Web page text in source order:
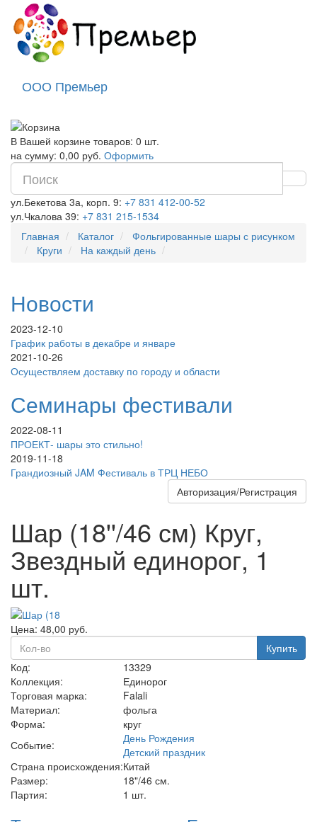
ООО Премьер
В Вашей корзине товаров: 0 шт.
на сумму: 0,00 руб. Оформить
ул.Бекетова 3а, корп. 9: +7 831 412-00-52
ул.Чкалова 39: +7 831 215-1534
Главная
Каталог
Фольгированные шары с рисунком
Круги
На каждый день
Новости
2023-12-10
График работы в декабре и январе
2021-10-26
Осуществляем доставку по городу и области
Семинары фестивали
2022-08-11
ПРОЕКТ- шары это стильно!
2019-11-18
Грандиозный JAM Фестиваль в ТРЦ НЕБО
Авторизация/Регистрация
Шар (18''/46 см) Круг,
Звездный единорог, 1
шт.
Цена: 48,00 руб.
Купить
Код:
13329
Коллекция:
Единорог
Торговая марка:
Falali
Материал:
фольга
Форма:
круг
Событие:
День Рождения
Детский праздник
Страна происхождения:Китай
Размер:
18"/46 см.
Партия:
1 шт.